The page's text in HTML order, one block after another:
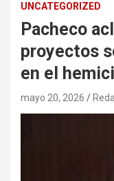
UNCATEGORIZED
Pacheco
proyectos
en el
mayo 20, 2026